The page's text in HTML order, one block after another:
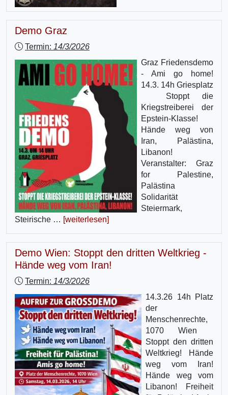
Demo Graz
Termin: 14/3/2026
Graz Friedensdemo
- Ami go home!
14.3. 14h Griesplatz
Stoppt die
Kriegstreiberei der
Epstein-Klasse!
Hände weg von
Iran, Palästina,
Libanon!
Veranstalter: Graz
for Palestine,
Palästina
Solidarität
Steiermark,
Steirische … [weiterlesen]
Demo Wien: Stoppt den dritten Weltkrieg -
Hände weg vom Iran!
Termin: 14/3/2026
14.3.26 14h Platz
der
Menschenrechte,
1070 Wien
Stoppt den dritten
Weltkrieg! Hände
weg vom Iran!
Hände weg vom
Libanon! Freiheit